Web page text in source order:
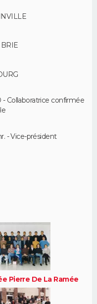
- Collaboratrice confirmée
- Vice-président
Pierre De La Ramée